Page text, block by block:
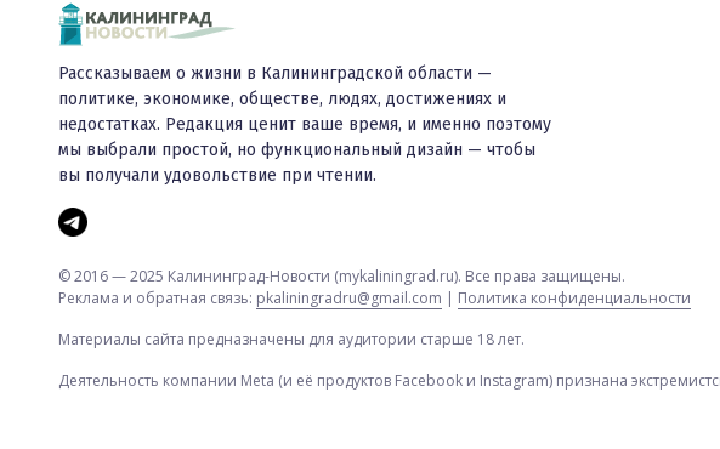
Рассказываем о жизни в Калининградской области —
политике, экономике, обществе, людях, достижениях и
недостатках. Редакция ценит ваше время, и именно поэтому
мы выбрали простой, но функциональный дизайн — чтобы
вы получали удовольствие при чтении.
© 2016 — 2025 Калининград-Новости (mykaliningrad.ru). Все права защищены.
Реклама и обратная связь: pkaliningradru@gmail.com | Политика конфиденциальности
Материалы сайта предназначены для аудитории старше 18 лет.
Деятельность компании Meta (и её продуктов Facebook и Instagram) признана